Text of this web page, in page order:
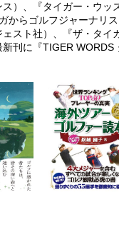
）、『タイガー・ウッ
からゴルフジャーナリ
スト社）、『ザ・タ
刊に『TIGER